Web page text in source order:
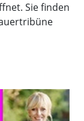
Sie finden